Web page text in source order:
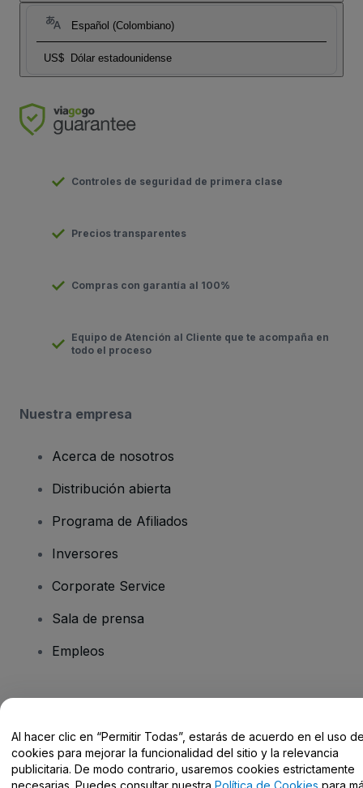
Español (Colombiano)
US$ Dólar estadounidense
Controles de seguridad de primera clase
Precios transparentes
Compras con garantía al 100%
Equipo de Atención al Cliente que te acompaña en
todo el proceso
Nuestra empresa
Acerca de nosotros
Distribución abierta
Programa de Afiliados
Inversores
Corporate Service
Sala de prensa
Empleos
Centro de Ayuda / Contacto
Al hacer clic en “Permitir Todas”, estarás de acuerdo en el uso
cookies para mejorar la funcionalidad del sitio y la relevancia
publicitaria. De modo contrario, usaremos cookies estrictamente
necesarias. Puedes consultar nuestra Política de Cookies para